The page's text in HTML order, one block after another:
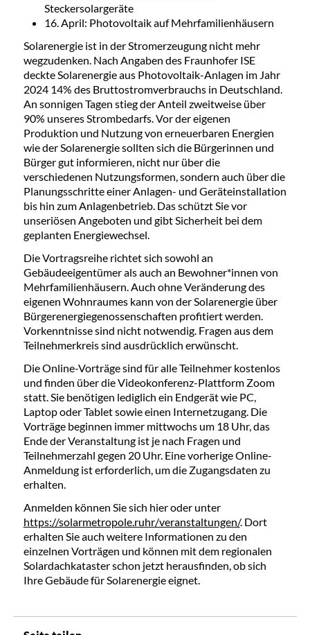
Steckersolargeräte
16. April: Photovoltaik auf Mehrfamilienhäusern
Solarenergie ist in der Stromerzeugung nicht mehr
wegzudenken. Nach Angaben des Fraunhofer ISE
deckte Solarenergie aus Photovoltaik-Anlagen im Jahr
2024 14% des Bruttostromverbrauchs in Deutschland.
An sonnigen Tagen stieg der Anteil zweitweise über
90% unseres Strombedarfs. Vor der eigenen
Produktion und Nutzung von erneuerbaren Energien
wie der Solarenergie sollten sich die Bürgerinnen und
Bürger gut informieren, nicht nur über die
verschiedenen Nutzungsformen, sondern auch über die
Planungsschritte einer Anlagen- und Geräteinstallation
bis hin zum Anlagenbetrieb. Das schützt Sie vor
unseriösen Angeboten und gibt Sicherheit bei dem
geplanten Energiewechsel.
Die Vortragsreihe richtet sich sowohl an
Gebäudeeigentümer als auch an Bewohner*innen von
Mehrfamilienhäusern. Auch ohne Veränderung des
eigenen Wohnraumes kann von der Solarenergie über
Bürgerenergiegenossenschaften profitiert werden.
Vorkenntnisse sind nicht notwendig. Fragen aus dem
Teilnehmerkreis sind ausdrücklich erwünscht.
Die Online-Vorträge sind für alle Teilnehmer kostenlos
und finden über die Videokonferenz-Plattform Zoom
statt. Sie benötigen lediglich ein Endgerät wie PC,
Laptop oder Tablet sowie einen Internetzugang. Die
Vorträge beginnen immer mittwochs um 18 Uhr, das
Ende der Veranstaltung ist je nach Fragen und
Teilnehmerzahl gegen 20 Uhr. Eine vorherige Online-
Anmeldung ist erforderlich, um die Zugangsdaten zu
erhalten.
Anmelden können Sie sich hier oder unter
https://solarmetropole.ruhr/veranstaltungen/. Dort
erhalten Sie auch weitere Informationen zu den
einzelnen Vorträgen und können mit dem regionalen
Solardachkataster schon jetzt herausfinden, ob sich
Ihre Gebäude für Solarenergie eignet.